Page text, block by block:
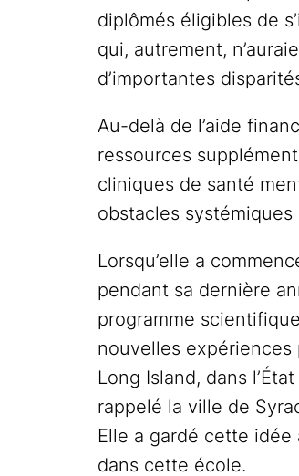
diplômés éligibles de
qui, autrement,
d’importantes
Au-delà de l’aide
ressources
cliniques de santé
obstacles systémiques
Lorsqu’elle a
pendant sa dernière
programme
nouvelles expériences
Long Island, dans
rappelé la ville de
Elle a gardé cette idée
dans cette école.